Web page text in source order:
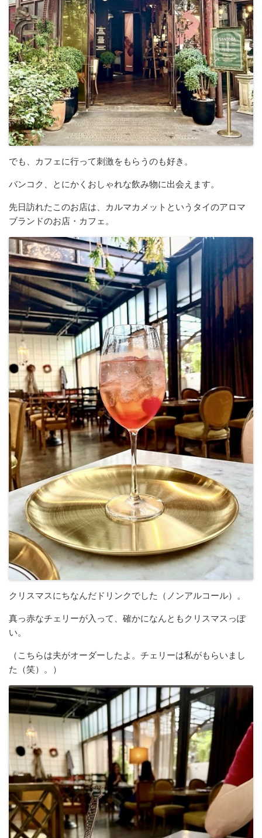
でも、カフェに行って刺激をもらうのも好き。
バンコク、とにかくおしゃれな飲み物に出会えます。
先日訪れたこのお店は、カルマカメットというタイのアロマ
ブランドのお店・カフェ。
クリスマスにちなんだドリンクでした（ノンアルコール）。
真っ赤なチェリーが入って、確かになんともクリスマスっぽ
い。
（こちらは夫がオーダーしたよ。チェリーは私がもらいまし
た（笑）。）